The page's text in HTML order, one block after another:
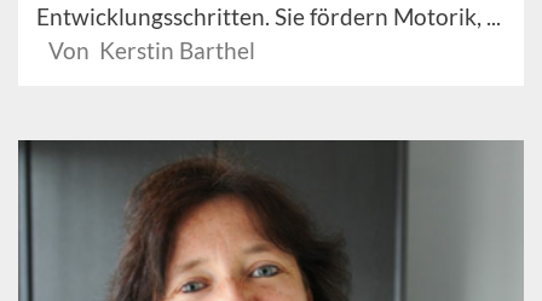
Entwicklungsschritten. Sie fördern Motorik, ...
Von Kerstin Barthel